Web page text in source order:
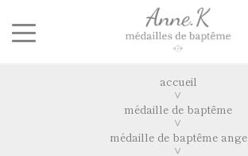
accueil
médaille de baptême
médaille de baptême ange